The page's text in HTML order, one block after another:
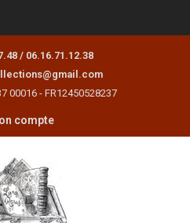
/ 06.16.71.12.38
00016 - FR12450528237
compte